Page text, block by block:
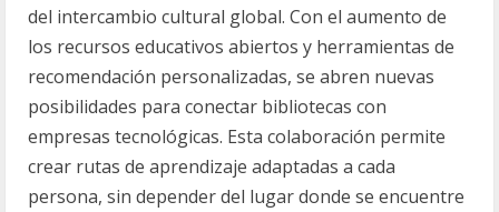
del intercambio cultural global. Con el aumento de
los recursos educativos abiertos y herramientas de
recomendación personalizadas, se abren nuevas
posibilidades para conectar bibliotecas con
empresas tecnológicas. Esta colaboración permite
crear rutas de aprendizaje adaptadas a cada
persona, sin depender del lugar donde se encuentre